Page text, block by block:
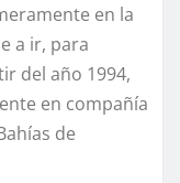
en la
a ir, para
del año 1994,
en compañía
de